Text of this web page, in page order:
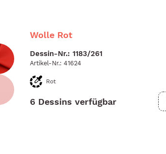
Wolle Rot
Dessin-Nr.: 1183/261
Artikel-Nr.: 41624
Rot
6 Dessins verfügbar